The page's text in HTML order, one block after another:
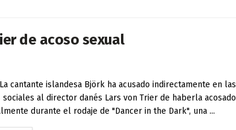
de acoso sexual
La cantante islandesa Björk ha acusado indirectamente en las
sociales al director danés Lars von Trier de haberla acosado
durante el rodaje de "Dancer in the Dark", una ...